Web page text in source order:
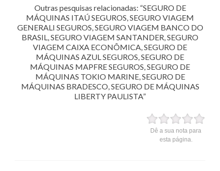
Outras pesquisas relacionadas: “SEGURO DE
MÁQUINAS ITAÚ SEGUROS, SEGURO VIAGEM
GENERALI SEGUROS, SEGURO VIAGEM BANCO DO
BRASIL, SEGURO VIAGEM SANTANDER, SEGURO
VIAGEM CAIXA ECONÔMICA, SEGURO DE
MÁQUINAS AZUL SEGUROS, SEGURO DE
MÁQUINAS MAPFRE SEGUROS, SEGURO DE
MÁQUINAS TOKIO MARINE, SEGURO DE
MÁQUINAS BRADESCO, SEGURO DE MÁQUINAS
LIBERTY PAULISTA”
Dê a sua nota para
esta página.